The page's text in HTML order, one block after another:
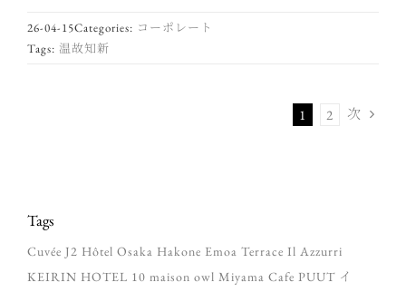
26-04-15Categories: コーポレート
Tags: 温故知新
1 2 次
Tags
Cuvée J2 Hôtel Osaka Hakone Emoa Terrace Il Azzurri
KEIRIN HOTEL 10 maison owl Miyama Cafe PUUT イ